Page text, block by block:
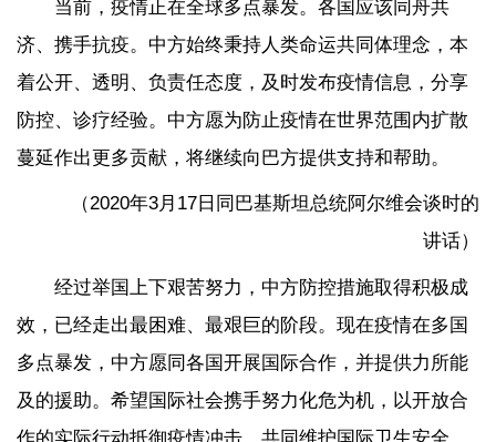
当前，疫情正在全球多点暴发。各国应该同舟共
济、携手抗疫。中方始终秉持人类命运共同体理念，本
着公开、透明、负责任态度，及时发布疫情信息，分享
防控、诊疗经验。中方愿为防止疫情在世界范围内扩散
蔓延作出更多贡献，将继续向巴方提供支持和帮助。
（2020年3月17日同巴基斯坦总统阿尔维会谈时的
讲话）
经过举国上下艰苦努力，中方防控措施取得积极成
效，已经走出最困难、最艰巨的阶段。现在疫情在多国
多点暴发，中方愿同各国开展国际合作，并提供力所能
及的援助。希望国际社会携手努力化危为机，以开放合